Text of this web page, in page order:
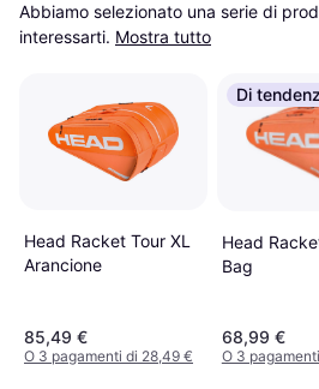
Abbiamo selezionato una serie di
interessarti. Mostra tutto
Head Racket Tour XL
Arancione
85,49 €
O 3 pagamenti di 28,49 €
Di
Head
Bag
68,99 €
O 3